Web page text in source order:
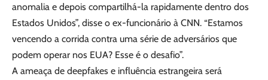
anomalia e depois compartilhá-la rapidamente dentro dos
Estados Unidos”, disse o ex-funcionário à CNN. “Estamos
vencendo a corrida contra uma série de adversários que
podem operar nos EUA? Esse é o desafio”.
A ameaça de deepfakes e influência estrangeira será